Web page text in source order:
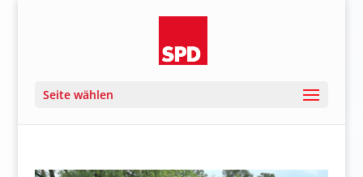
Seite wählen